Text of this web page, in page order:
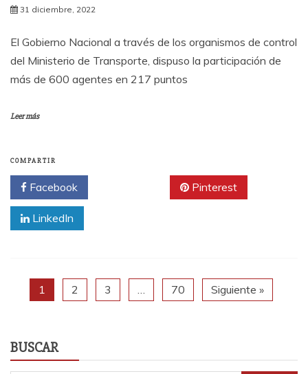
31 diciembre, 2022
El Gobierno Nacional a través de los organismos de control
del Ministerio de Transporte, dispuso la participación de
más de 600 agentes en 217 puntos
Leer más
COMPARTIR
Facebook Pinterest
LinkedIn
1 2 3 70 Siguiente »
BUSCAR